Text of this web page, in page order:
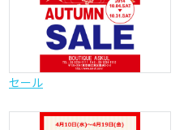
セール